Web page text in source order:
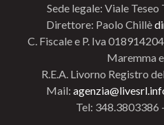
Sede legale: Viale
Direttore: Paolo Chillè
C. Fiscale e P. Iva
Maremma
R.E.A. Livorno Registro
Mail:
Tel: 348.3803386